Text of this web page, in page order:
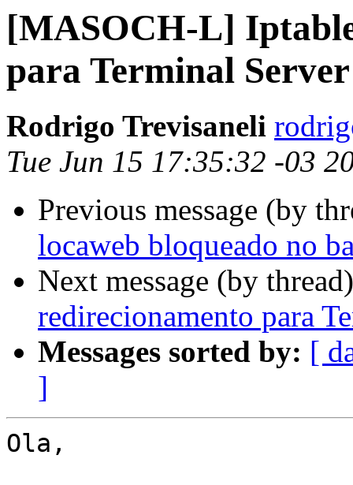
[MASOCH-L]
para Terminal Server
Rodrigo Trevisaneli
Tue Jun 15 17:35:32 -03
Previous message (by
locaweb bloqueado no
Next message (by
redirecionamento para
Messages sorted by: [
]
Ola,